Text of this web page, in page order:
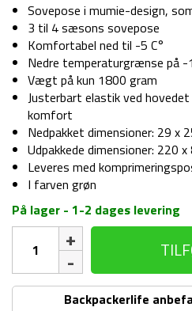
Sovepose i mumie-design,
3 til 4 sæsons sovepose
Komfortabel ned til -5 C°
Nedre temperaturgrænse på -
Vægt på kun 1800 gram
Justerbart elastik ved
komfort
Nedpakket dimensioner: 29 x
Udpakkede dimensioner: 220 x
Leveres med
I farven grøn
På lager - 1-2 dages levering
Snugpak
Sleeper
Backpackerlife